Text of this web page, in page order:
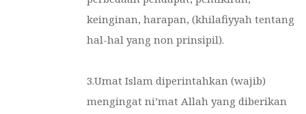
keinginan, harapan, (khilafiyyah tentang
hal-hal yang non prinsipil).
3.Umat Islam diperintahkan (wajib)
mengingat ni’mat Allah yang diberikan